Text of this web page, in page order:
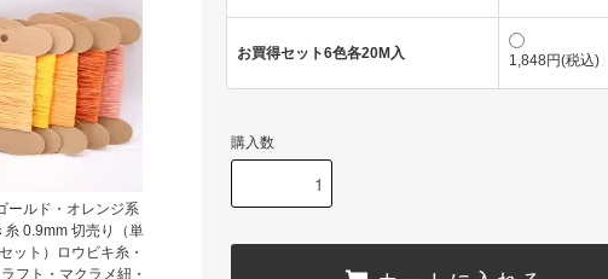
ールド・オレンジ系
糸 0.9mm 切売り（単
ット）ロウビキ糸・
フト・マクラメ紐・
お買得セット6色各20M入 1,848円(税込)
購入数